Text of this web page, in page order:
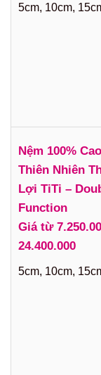
5cm, 10cm,
Nệm 100%
Thiên Nhiên
Lợi TiTi –
Function
Giá từ
24.400.000
5cm, 10cm,